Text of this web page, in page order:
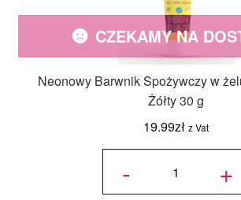
Neonowy Barwnik Spożywczy w
Żółty 30 g
19.99zł z Vat
CZEKAMY NA
-
ilość
Spożywczy
w żelu
Sweet Art -
Żółty 30 g +